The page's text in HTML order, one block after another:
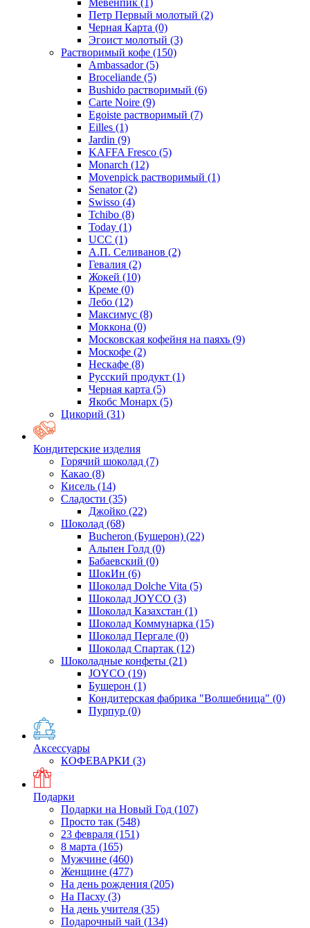
Петр Первый молотый (2)
Черная Карта (0)
Эгоист молотый (3)
Растворимый кофе (150)
Ambassador(5)
Broceliande (5)
Bushido растворимый (6)
Carte Noire (9)
Egoiste растворимый (7)
Eilles (1)
Jardin (9)
KAFFA Fresco (5)
Monarch (12)
Movenpick растворимый (1)
Senator(2)
Swisso (4)
Tchibo (8)
Today (1)
UCC (1)
А.П. Селиванов (2)
Гевалия (2)
Жокей (10)
Креме (0)
Лебо (12)
Максимус (8)
Моккона (0)
Московская кофейня на паяхъ (9)
Москофе (2)
Нескафе (8)
Русский продукт (1)
Черная карта (5)
Якобс Монарх (5)
Цикорий (31)
Кондитерские изделия
Горячий шоколад (7)
Какао (8)
Кисель (14)
Сладости (35)
Джойко (22)
Шоколад (68)
Bucheron (Бушерон) (22)
Альпен Голд (0)
Бабаевский (0)
ШокИн (6)
Шоколад Dolche Vita (5)
Шоколад JOYCO (3)
Шоколад Казахстан (1)
Шоколад Коммунарка (15)
Шоколад Пергале (0)
Шоколад Спартак (12)
Шоколадные конфеты (21)
JOYCO (19)
Бушерон (1)
Кондитерская фабрика "Волшебница" (0)
Пурпур (0)
Аксессуары
КОФЕВАРКИ (3)
Подарки
Подарки на Новый Год (107)
Просто так (548)
23 февраля (151)
8 марта (165)
Мужчине (460)
Женщине (477)
На день рождения (205)
На Пасху (3)
На день учителя (35)
Подарочный чай (134)